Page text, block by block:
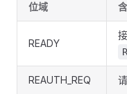
位域
READY
REAUTH_REQ